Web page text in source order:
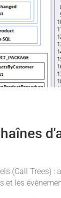
(Call Trees) :
et les